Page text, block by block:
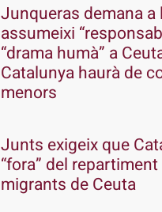
Junqueras demana a
assumeixi
“drama humà” a
Catalunya haurà de
menors
Junts exigeix que
“fora” del
migrants de Ceuta